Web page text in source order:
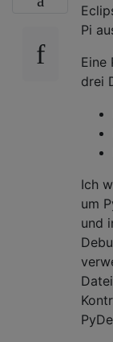
Pi
Eine
drei
Ich
um
und